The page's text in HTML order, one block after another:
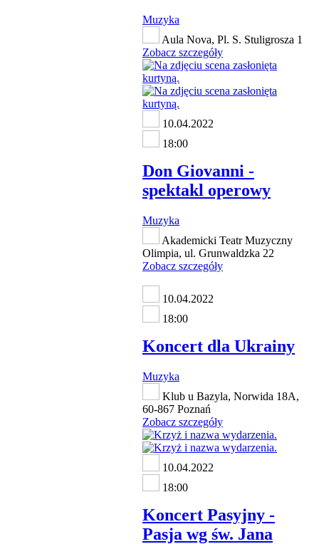
Muzyka
Aula Nova, Pl. S. Stuligrosza 1
Zobacz szczegóły
10.04.2022
18:00
Don Giovanni -
spektakl operowy
Muzyka
Akademicki Teatr Muzyczny
Olimpia, ul. Grunwaldzka 22
Zobacz szczegóły
10.04.2022
18:00
Koncert dla Ukrainy
Muzyka
Klub u Bazyla, Norwida 18A,
60-867 Poznań
Zobacz szczegóły
10.04.2022
18:00
Koncert Pasyjny -
Pasja wg św. Jana